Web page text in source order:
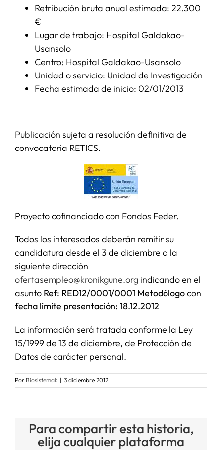
Retribución bruta anual estimada: 22.300
€
Lugar de trabajo: Hospital Galdakao-
Usansolo
Centro: Hospital Galdakao-Usansolo
Unidad o servicio: Unidad de Investigación
Fecha estimada de inicio: 02/01/2013
Publicación sujeta a resolución definitiva de
convocatoria RETICS.
Proyecto cofinanciado con Fondos Feder.
Todos los interesados deberán remitir su
candidatura desde el 3 de diciembre a la
siguiente dirección
ofertasempleo@kronikgune.org indicando en el
asunto Ref: RED12/0001/0001 Metodólogocon
fecha límite presentación: 18.12.2012
La información será tratada conforme la Ley
15/1999 de 13 de diciembre, de Protección de
Datos de carácter personal.
Por Biosistemak | 3 diciembre 2012
Para compartir esta historia,
elija cualquier plataforma